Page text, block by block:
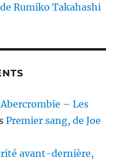
Rumiko Takahashi
– Les
Premier sang, de Joe
avant-dernière,